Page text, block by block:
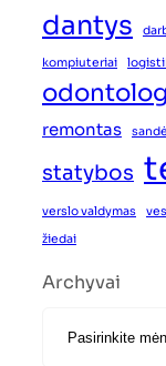
dantys
kompiuteriai
remontas
statybos
verslo valdymas
žiedai
Archyvai